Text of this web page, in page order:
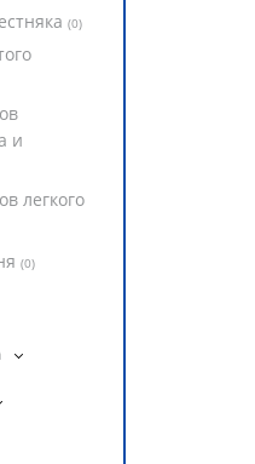
(0)
и
легкого
(0)